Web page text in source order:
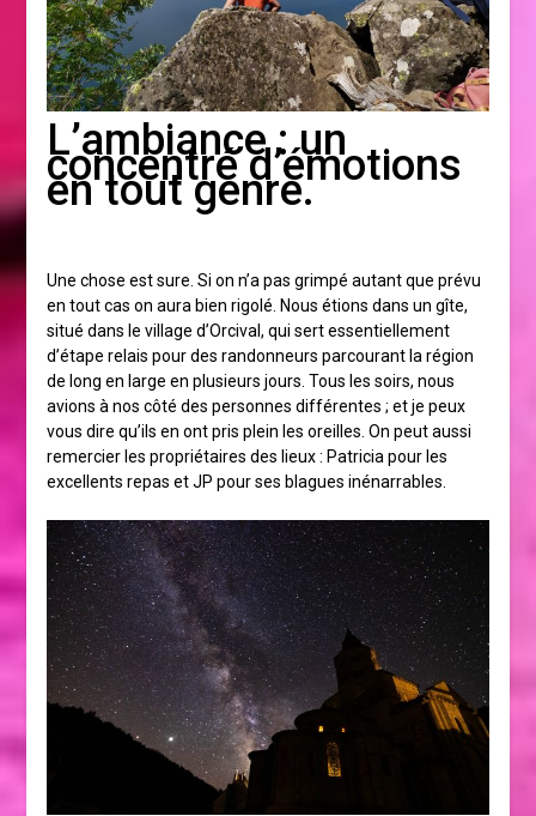
L’ambiance : un
concentré d’émotions
en tout genre.
Une chose est sure. Si on n’a pas grimpé autant que prévu
en tout cas on aura bien rigolé. Nous étions dans un gîte,
situé dans le village d’Orcival, qui sert essentiellement
d’étape relais pour des randonneurs parcourant la région
de long en large en plusieurs jours. Tous les soirs, nous
avions à nos côté des personnes différentes ; et je peux
vous dire qu’ils en ont pris plein les oreilles. On peut aussi
remercier les propriétaires des lieux : Patricia pour les
excellents repas et JP pour ses blagues inénarrables.